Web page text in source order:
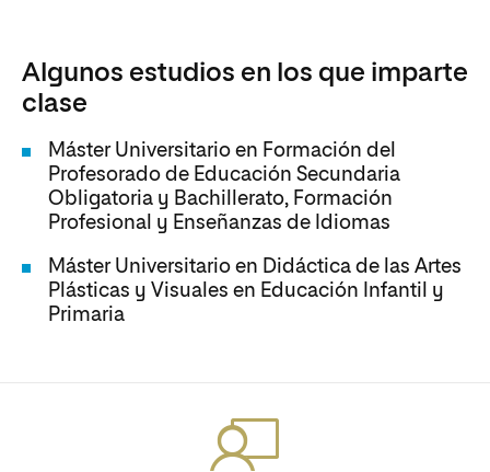
Algunos estudios en los que imparte
clase
Máster Universitario en Formación del
Profesorado de Educación Secundaria
Obligatoria y Bachillerato, Formación
Profesional y Enseñanzas de Idiomas
Máster Universitario en Didáctica de las Artes
Plásticas y Visuales en Educación Infantil y
Primaria